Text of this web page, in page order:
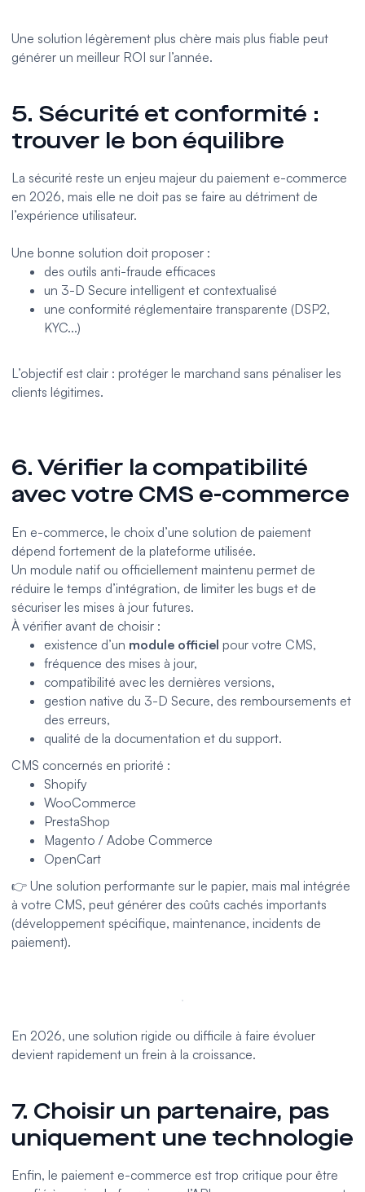
Une solution légèrement plus chère mais plus fiable peut
générer un meilleur ROI sur l’année.
5. Sécurité et conformité :
trouver le bon équilibre
La sécurité reste un enjeu majeur du paiement e-commerce
en 2026, mais elle ne doit pas se faire au détriment de
l’expérience utilisateur.
Une bonne solution doit proposer :
des outils anti-fraude efficaces
un 3-D Secure intelligent et contextualisé
une conformité réglementaire transparente (DSP2,
KYC...)
L’objectif est clair : protéger le marchand sans pénaliser les
clients légitimes.
6. Vérifier la compatibilité
avec votre CMS e-commerce
En e-commerce, le choix d’une solution de paiement
dépend fortement de la plateforme utilisée.
Un module natif ou officiellement maintenu permet de
réduire le temps d’intégration, de limiter les bugs et de
sécuriser les mises à jour futures.
À vérifier avant de choisir :
existence d’un module officiel pour votre CMS,
fréquence des mises à jour,
compatibilité avec les dernières versions,
gestion native du 3-D Secure, des remboursements et
des erreurs,
qualité de la documentation et du support.
CMS concernés en priorité :
Shopify
WooCommerce
PrestaShop
Magento / Adobe Commerce
OpenCart
👉 Une solution performante sur le papier, mais mal intégrée
à votre CMS, peut générer des coûts cachés importants
(développement spécifique, maintenance, incidents de
paiement).
En 2026, une solution rigide ou difficile à faire évoluer
devient rapidement un frein à la croissance.
7. Choisir un partenaire, pas
uniquement une technologie
Enfin, le paiement e-commerce est trop critique pour être